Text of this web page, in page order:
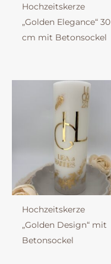
Hochzeitskerze
„Golden Elegance“ 30
cm mit Betonsockel
Hochzeitskerze
„Golden Design“ mit
Betonsockel